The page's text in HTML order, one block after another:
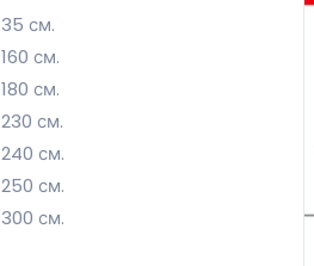
35 см.
160 см.
180 см.
230 см.
240 см.
250 см.
300 см.